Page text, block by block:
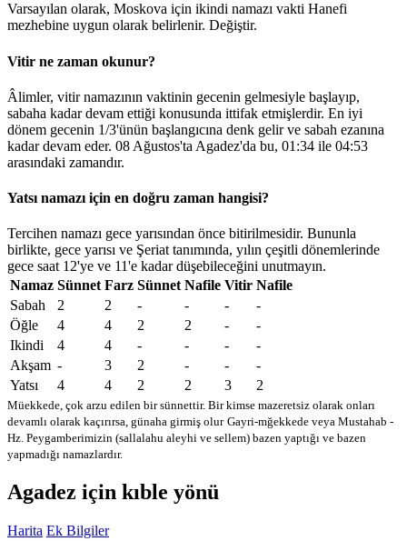
Varsayılan olarak, Moskova için ikindi namazı vakti Hanefi
mezhebine uygun olarak belirlenir. Değiştir.
Vitir ne zaman okunur?
Âlimler, vitir namazının vaktinin gecenin gelmesiyle başlayıp,
sabaha kadar devam ettiği konusunda ittifak etmişlerdir. En iyi
dönem gecenin 1/3'ünün başlangıcına denk gelir ve sabah ezanına
kadar devam eder. 08 Ağustos'ta Agadez'da bu, 01:34 ile 04:53
arasındaki zamandır.
Yatsı namazı için en doğru zaman hangisi?
Tercihen namazı gece yarısından önce bitirilmesidir. Bununla
birlikte, gece yarısı ve Şeriat tanımında, yılın çeşitli dönemlerinde
gece saat 12'ye ve 11'e kadar düşebileceğini unutmayın.
Namaz Sünnet Farz Sünnet Nafile Vitir Nafile
Sabah
2 2 - - -
-
Öğle
4 4 2 2 -
-
Ikindi
4 4 - - -
-
Akşam - 3 2 - -
-
Yatsı
4 4 2 2 3 2
Müekkede, çok arzu edilen bir sünnettir. Bir kimse mazeretsiz olarak onları
devamlı olarak kaçırırsa, günaha girmiş olur Gayri-mğekkede veya Mustahab -
Hz. Peygamberimizin (sallalahu aleyhi ve sellem) bazen yaptığı ve bazen
yapmadığı namazlardır.
Agadez için kıble yönü
Harita Ek Bilgiler